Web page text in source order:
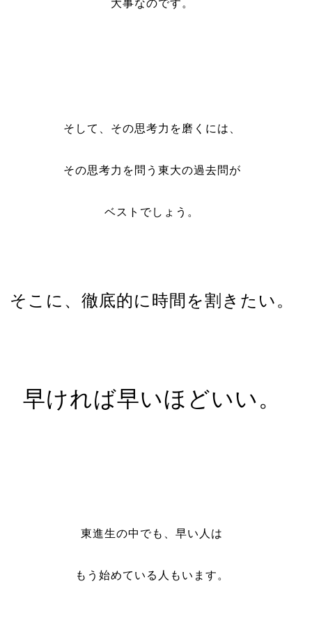
大事なのです。
そして、その思考力を磨くには、
その思考力を問う東大の過去問が
ベストでしょう。
そこに、徹底的に時間を割きたい。
早ければ早いほどいい。
東進生の中でも、早い人は
もう始めている人もいます。